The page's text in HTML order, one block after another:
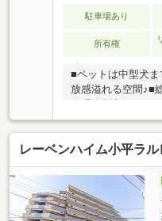
駐車場あり
所有権
■ペットは中型犬
放感溢れる空間♪■
管理体制良好です
住まい探しのサポ
にお客様のペース
でサポートさせて
社のみのサポート
ー、駆け付けサポ
ン（建物健康診断
タ登録・定期的に
レーベンハイム小平ラ